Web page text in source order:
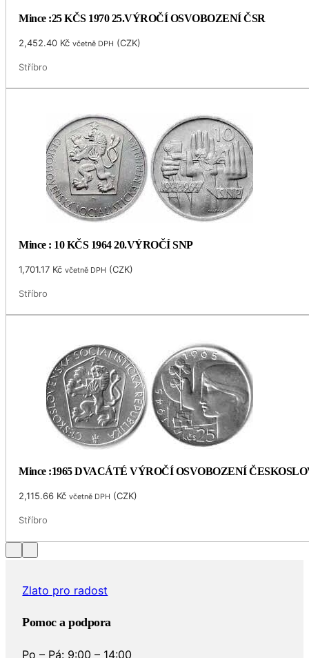
Mince :25 KČS 1970 25.VÝROČÍ OSVOBOZENÍ ČSR
2,452.40 Kč včetně DPH (CZK)
Stříbro
Mince : 10 KČS 1964 20.VÝROČÍ SNP
1,701.17 Kč včetně DPH (CZK)
Stříbro
Mince :1965 DVACÁTÉ VÝROČÍ OSVOBOZENÍ
2,115.66 Kč včetně DPH (CZK)
Stříbro
Zlato pro radost
Pomoc a podpora
Po – Pá: 9:00 – 14:00